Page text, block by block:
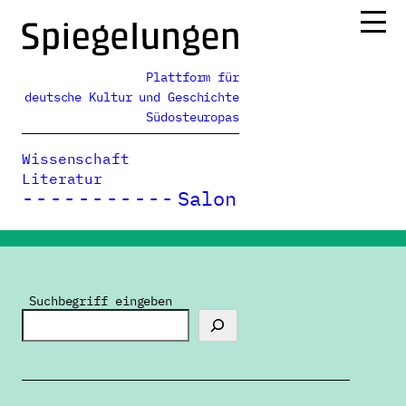
Inhalt
springen
Plattform für
deutsche Kultur und Geschichte
Südosteuropas
Wissenschaft
Literatur
Salon
Über uns
Podcasts
Suchbegriff eingeben
29.06.2026